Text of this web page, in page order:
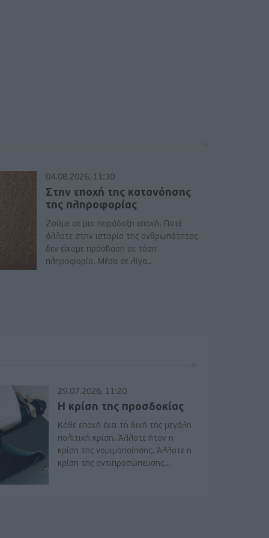
04.08.2026, 11:30
Στην εποχή της κατανόησης
της πληροφορίας
Ζούμε σε μια παράδοξη εποχή. Ποτέ
άλλοτε στην ιστορία της ανθρωπότητας
δεν είχαμε πρόσβαση σε τόση
πληροφορία. Μέσα σε λίγα..
29.07.2026, 11:20
Η κρίση της προσδοκίας
Κάθε εποχή έχει τη δική της μεγάλη
πολιτική κρίση. Άλλοτε ήταν η
κρίση της νομιμοποίησης. Άλλοτε η
κρίση της αντιπροσώπευσης...